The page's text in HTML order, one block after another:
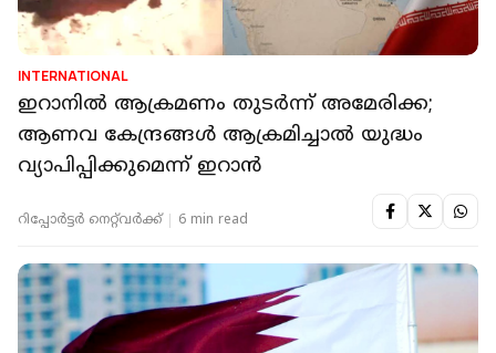
INTERNATIONAL
ഇറാനിൽ ആക്രമണം തുടർന്ന് അമേരിക്ക;
ആണവ കേന്ദ്രങ്ങൾ ആക്രമിച്ചാൽ യുദ്ധം
വ്യാപിപ്പിക്കുമെന്ന് ഇറാൻ
റിപ്പോർട്ടർ നെറ്റ്‌വര്‍ക്ക്‌ 6 min read